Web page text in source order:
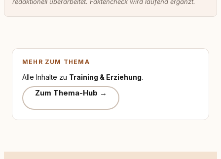
MEHR ZUM THEMA
Alle Inhalte zu Training & Erziehung.
Zum Thema-Hub →